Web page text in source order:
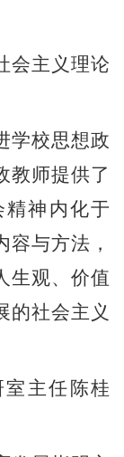
会主义理论
学校思想政
教师提供了
神内化于
与方法，
生观、价值
的社会主义
室主任陈桂